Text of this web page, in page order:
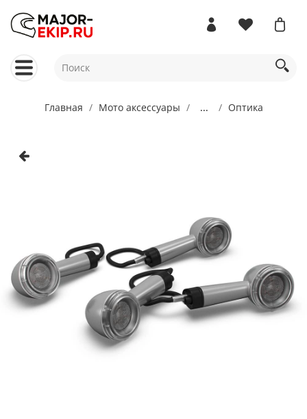
Главная Мото аксессуары ... Оптика